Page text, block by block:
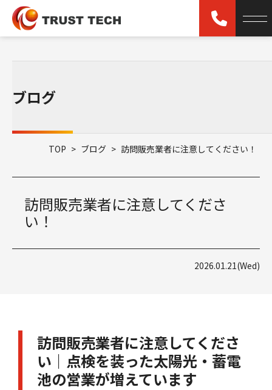
ブログ
TOP > ブログ > 訪問販売業者に注意してください！
訪問販売業者に注意してくださ
い！
2026.01.21(Wed)
訪問販売業者に注意してくださ
い｜点検を装った太陽光・蓄電
池の営業が増えています